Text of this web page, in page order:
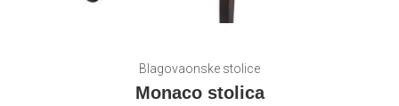
Blagovaonske stolice
Monaco stolica